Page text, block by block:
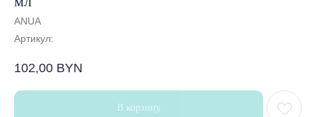
ANUA
Артикул:
102,00 BYN
В корзину